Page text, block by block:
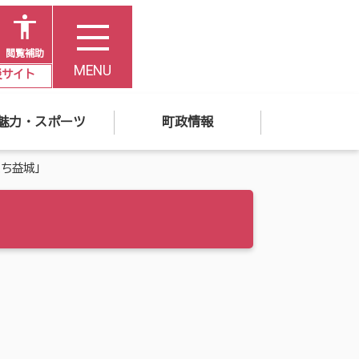
閲覧補助
イト MENU
力・スポーツ 町政情報
益城」